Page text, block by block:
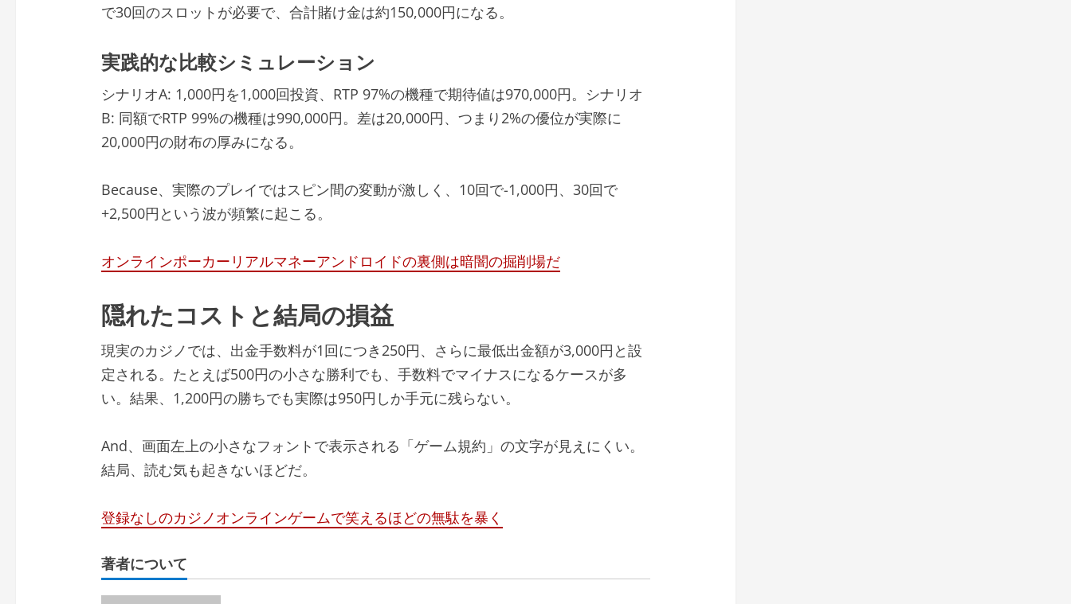
で30回のスロットが必要で、合計賭け金は約150,000円になる。
実践的な比較シミュレーション
シナリオA: 1,000円を1,000回投資、RTP 97%の機種で期待値は970,000円。シナリオ
B: 同額でRTP 99%の機種は990,000円。差は20,000円、つまり2%の優位が実際に
20,000円の財布の厚みになる。
Because、実際のプレイではスピン間の変動が激しく、10回で-1,000円、30回で
+2,500円という波が頻繁に起こる。
オンラインポーカーリアルマネーアンドロイドの裏側は暗闇の掘削場だ
隠れたコストと結局の損益
現実のカジノでは、出金手数料が1回につき250円、さらに最低出金額が3,000円と設
定される。たとえば500円の小さな勝利でも、手数料でマイナスになるケースが多
い。結果、1,200円の勝ちでも実際は950円しか手元に残らない。
And、画面左上の小さなフォントで表示される「ゲーム規約」の文字が見えにくい。
結局、読む気も起きないほどだ。
登録なしのカジノオンラインゲームで笑えるほどの無駄を暴く
著者について